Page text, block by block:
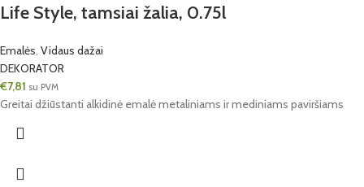
Life Style, tamsiai žalia, 0.75l
Emalės, Vidaus dažai
DEKORATOR
€7,81 su PVM
Greitai džiūstanti alkidinė emalė metaliniams ir mediniams paviršiams